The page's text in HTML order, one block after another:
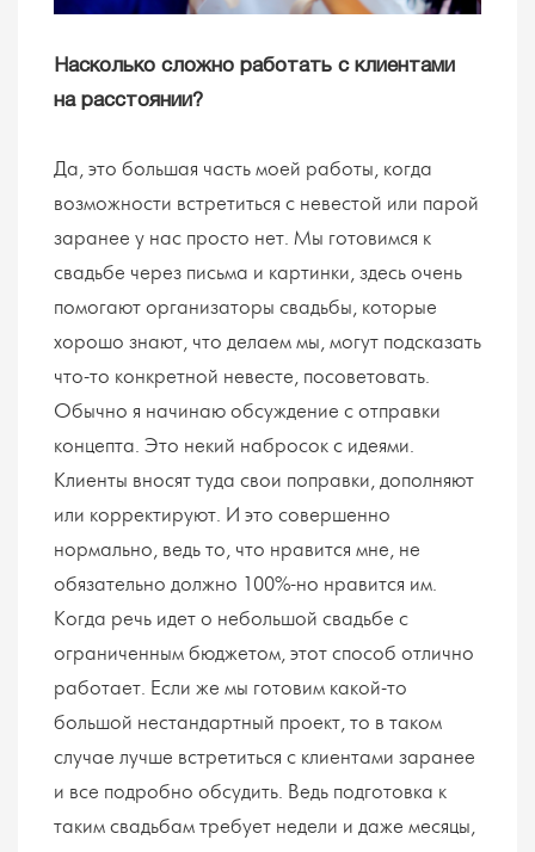
Насколько сложно работать с клиентами
на расстоянии?
Да, это большая часть моей работы, когда
возможности встретиться с невестой или парой
заранее у нас просто нет. Мы готовимся к
свадьбе через письма и картинки, здесь очень
помогают организаторы свадьбы, которые
хорошо знают, что делаем мы, могут подсказать
что-то конкретной невесте, посоветовать.
Обычно я начинаю обсуждение с отправки
концепта. Это некий набросок с идеями.
Клиенты вносят туда свои поправки, дополняют
или корректируют. И это совершенно
нормально, ведь то, что нравится мне, не
обязательно должно 100%-но нравится им.
Когда речь идет о небольшой свадьбе с
ограниченным бюджетом, этот способ отлично
работает. Если же мы готовим какой-то
большой нестандартный проект, то в таком
случае лучше встретиться с клиентами заранее
и все подробно обсудить. Ведь подготовка к
таким свадьбам требует недели и даже месяцы,